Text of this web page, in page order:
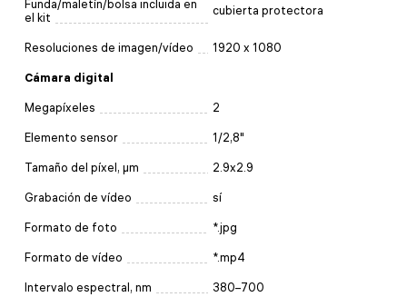
Funda/maletín/bolsa incluida en
el kit
cubierta protectora
Resoluciones de imagen/vídeo 1920 x 1080
Cámara digital
Megapíxeles 2
Elemento sensor 1/2,8"
Tamaño del píxel, µm 2.9x2.9
Grabación de vídeo sí
Formato de foto *.jpg
Formato de vídeo *.mp4
Intervalo espectral, nm 380–700